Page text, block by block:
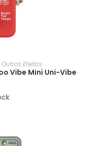
Outros Efeitos
Vibe Mini Uni-Vibe